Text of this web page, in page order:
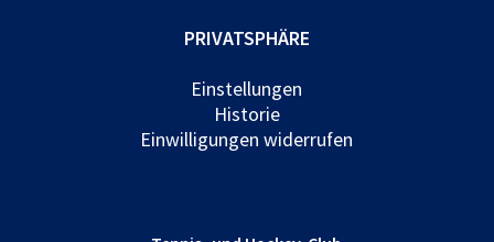
PRIVATSPHÄRE
Einstellungen
Historie
Einwilligungen widerrufen